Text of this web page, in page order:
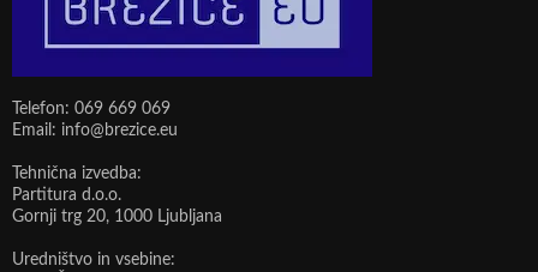
Telefon: 069 669 069
Email: info@brezice.eu
Tehnična izvedba:
Partitura d.o.o.
Gornji trg 20, 1000 Ljubljana
Uredništvo in vsebine: